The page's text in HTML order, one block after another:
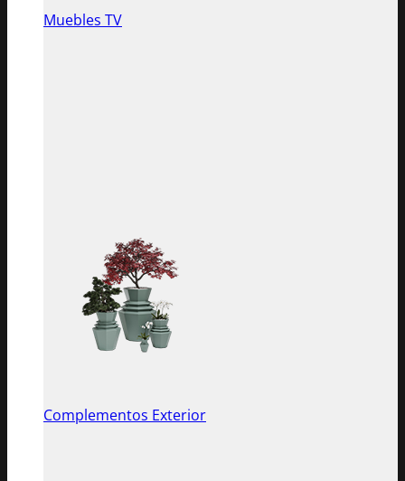
Muebles TV
Complementos Exterior